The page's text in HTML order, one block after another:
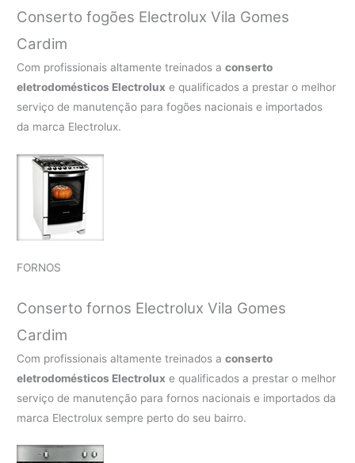
Conserto fogões Electrolux Vila Gomes
Cardim
Com profissionais altamente treinados aconserto
eletrodomésticos Electrolux e qualificados a prestar o melhor
serviço de manutenção para fogões nacionais e importados
da marca Electrolux.
FORNOS
Conserto fornos Electrolux Vila Gomes
Cardim
Com profissionais altamente treinados aconserto
eletrodomésticos Electrolux e qualificados a prestar o melhor
serviço de manutenção para fornos nacionais e importados da
marca Electrolux sempre perto do seu bairro.